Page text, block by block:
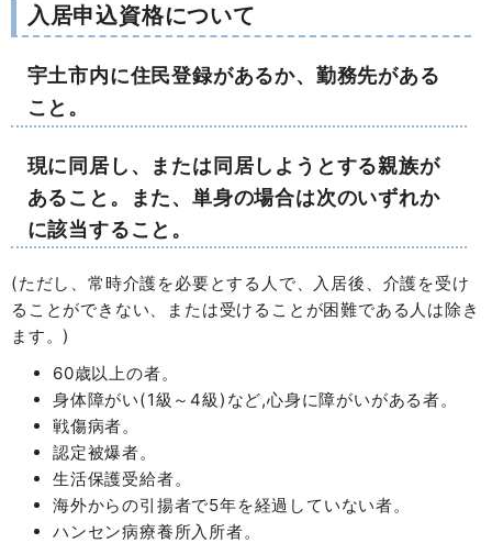
入居申込資格について
宇土市内に住民登録があるか、勤務先がある
こと。
現に同居し、または同居しようとする親族が
あること。また、単身の場合は次のいずれか
に該当すること。
(ただし、常時介護を必要とする人で、入居後、介護を受け
ることができない、または受けることが困難である人は除き
ます。)
60歳以上の者。
身体障がい(1級～4級)など,心身に障がいがある者。
戦傷病者。
認定被爆者。
生活保護受給者。
海外からの引揚者で5年を経過していない者。
ハンセン病療養所入所者。